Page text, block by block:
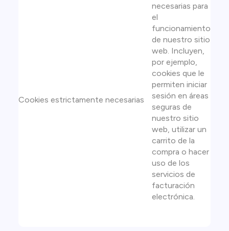
Cookies estrictamente necesarias
necesarias para
el
funcionamiento
de nuestro sitio
web. Incluyen,
por ejemplo,
cookies que le
permiten iniciar
sesión en áreas
seguras de
nuestro sitio
web, utilizar un
carrito de la
compra o hacer
uso de los
servicios de
facturación
electrónica.